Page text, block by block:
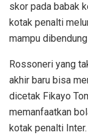
skor pada babak
kotak penalti
mampu
Rossoneri yang
akhir baru bisa
dicetak Fikayo
memanfaatkan
kotak penalti Inter.